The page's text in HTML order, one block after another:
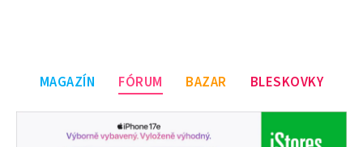
MAGAZÍN FÓRUM BAZAR BLESKOVKY